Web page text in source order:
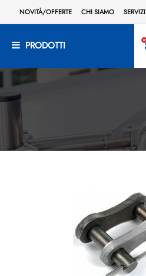
NOVITÀ/OFFERTE CHI SIAMO SERVIZI
PRODOTTI